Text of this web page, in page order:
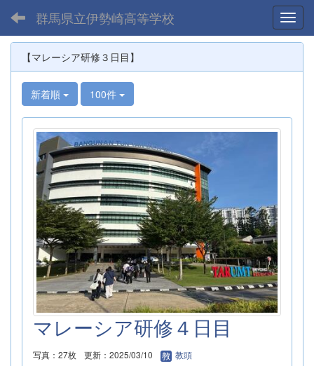
群馬県立伊勢崎高等学校
【マレーシア研修３日目】
新着順 100件
マレーシア研修４日目
写真：27枚 更新：2025/03/10 教頭